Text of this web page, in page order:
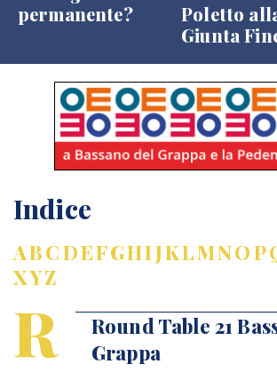
permanente?
Poletto
Giunta
Indice
ABCDEFGHIJKLMNOP
XYZ
R
Round Table 21
Grappa